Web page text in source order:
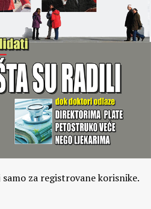
samo za registrovane korisnike.